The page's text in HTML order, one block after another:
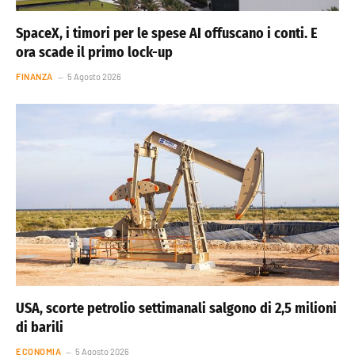
SpaceX, i timori per le spese AI offuscano i conti. E
ora scade il primo lock-up
FINANZA 5 Agosto 2026
USA, scorte petrolio settimanali salgono di 2,5 milioni
di barili
ECONOMIA 5 Agosto 2026